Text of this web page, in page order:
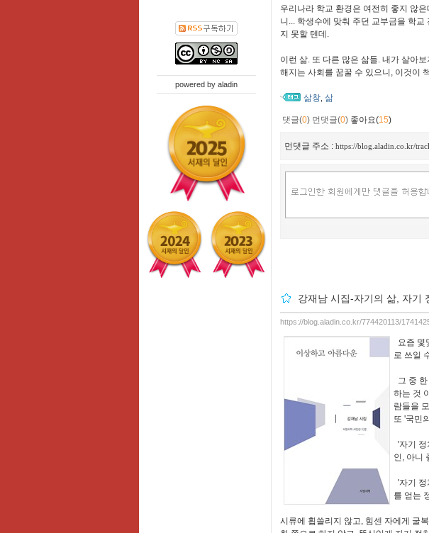
powered by aladin
우리나라 학교 환경은 여전히 좋지 않
니... 학생수에 맞춰 주던 교부금을 학
지 못할 텐데.
이런 삶. 또 다른 많은 삶들. 내가 살아
해지는 사회를 꿈꿀 수 있으니, 이것이
삶창, 삶
댓글(0) 먼댓글(0) 좋아요(15)
먼댓글 주소 : https://blog.aladin.co.kr/
강재남 시집-자기의 삶, 자기
https://blog.aladin.co.kr/774420113/
요즘 몇
로 쓰일
그 중
하는 것
람들을
또 '국민
'자기 정
인, 아니
'자기 정
를 얻는
시류에 휩쓸리지 않고, 힘센 자에게 굴